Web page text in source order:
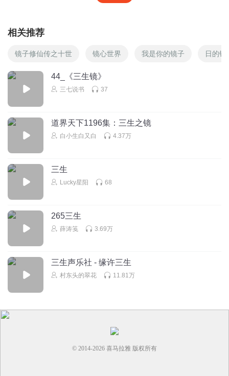
相关推荐
镜子修仙传之十世 镜心世界 我是你的镜子 日的镜
44_《三生镜》
三七说书 37
道界天下1196集：三生之镜
白小生白又白 4.37万
三生
Lucky星阳 68
265三生
薛涛笺 3.69万
三生声乐社 - 缘许三生
村东头的翠花 11.81万
© 2014-2026 喜马拉雅 版权所有